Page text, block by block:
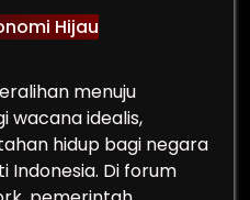
Hijau
menuju
wacana idealis,
hidup bagi negara
Indonesia. Di forum